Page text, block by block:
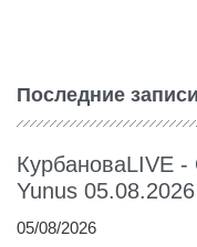
Последние записи
КурбановаLIVE
Yunus 05.08.2026
05/08/2026